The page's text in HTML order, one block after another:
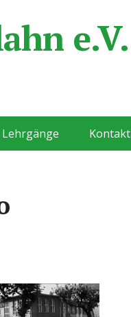
e.V.
Lehrgänge Kontakt